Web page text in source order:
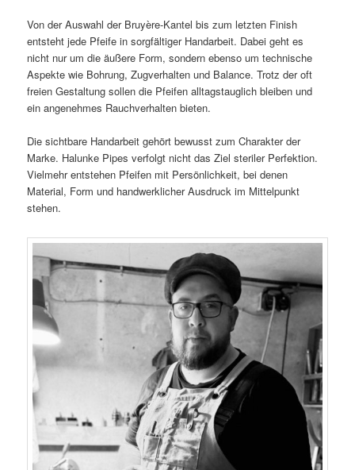
Von der Auswahl der Bruyère-Kantel bis zum letzten Finish
entsteht jede Pfeife in sorgfältiger Handarbeit. Dabei geht es
nicht nur um die äußere Form, sondern ebenso um technische
Aspekte wie Bohrung, Zugverhalten und Balance. Trotz der oft
freien Gestaltung sollen die Pfeifen alltagstauglich bleiben und
ein angenehmes Rauchverhalten bieten.
Die sichtbare Handarbeit gehört bewusst zum Charakter der
Marke. Halunke Pipes verfolgt nicht das Ziel steriler Perfektion.
Vielmehr entstehen Pfeifen mit Persönlichkeit, bei denen
Material, Form und handwerklicher Ausdruck im Mittelpunkt
stehen.